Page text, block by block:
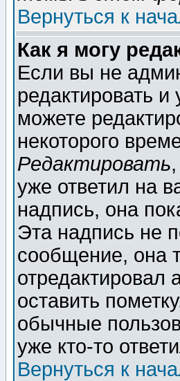
Вернуться к
Как я могу
Если вы не
редактировать
можете
некоторого
Редактировать
уже ответил на
надпись, она
Эта надпись не
сообщение, она
оставить
обычные
уже кто-то
Вернуться к